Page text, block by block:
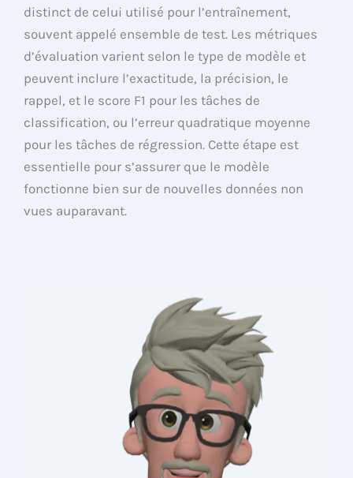
distinct de celui utilisé pour l’entraînement,
souvent appelé ensemble de test. Les métriques
d’évaluation varient selon le type de modèle et
peuvent inclure l’exactitude, la précision, le
rappel, et le score F1 pour les tâches de
classification, ou l’erreur quadratique moyenne
pour les tâches de régression. Cette étape est
essentielle pour s’assurer que le modèle
fonctionne bien sur de nouvelles données non
vues auparavant.